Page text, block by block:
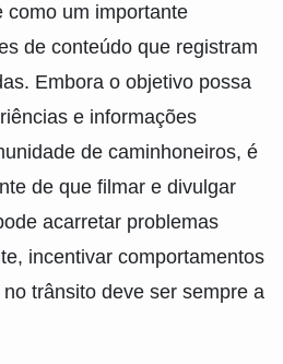
como um importante
de conteúdo que registram
Embora o objetivo possa
e informações
de caminhoneiros, é
de que filmar e divulgar
acarretar problemas
incentivar comportamentos
trânsito deve ser sempre a